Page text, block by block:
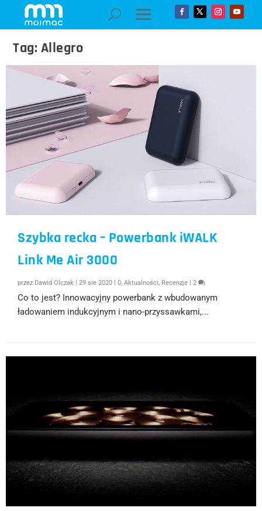
Tag: Allegro
Szybka recka – Powerbank iWALK
Link Me Air 3000
przez Dawid Olczak |29 sie 2020 |0,Aktualności, Recenzje |2
Co to jest? Innowacyjny powerbank z wbudowanym
ładowaniem indukcyjnym i nano-przyssawkami,...